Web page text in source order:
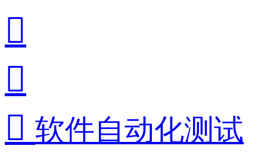


 软件自动化测试